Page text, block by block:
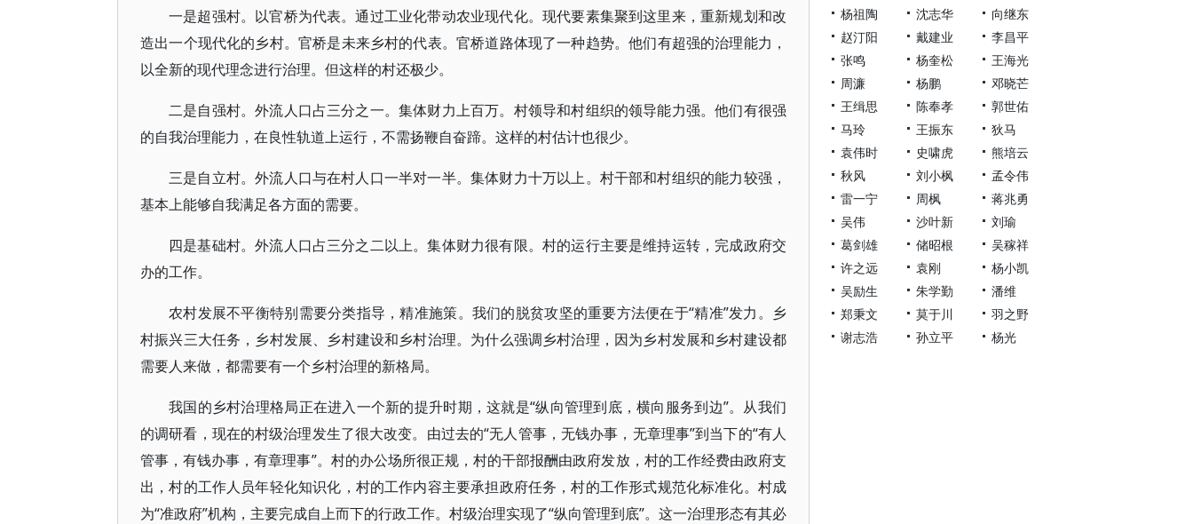
一是超强村。以官桥为代表。通过工业化带动农业现代化。现代要素集聚到这里来，重新规划和改
造出一个现代化的乡村。官桥是未来乡村的代表。官桥道路体现了一种趋势。他们有超强的治理能力，
以全新的现代理念进行治理。但这样的村还极少。
二是自强村。外流人口占三分之一。集体财力上百万。村领导和村组织的领导能力强。他们有很强
的自我治理能力，在良性轨道上运行，不需扬鞭自奋蹄。这样的村估计也很少。
三是自立村。外流人口与在村人口一半对一半。集体财力十万以上。村干部和村组织的能力较强，
基本上能够自我满足各方面的需要。
四是基础村。外流人口占三分之二以上。集体财力很有限。村的运行主要是维持运转，完成政府交
办的工作。
农村发展不平衡特别需要分类指导，精准施策。我们的脱贫攻坚的重要方法便在于“精准”发力。乡
村振兴三大任务，乡村发展、乡村建设和乡村治理。为什么强调乡村治理，因为乡村发展和乡村建设都
需要人来做，都需要有一个乡村治理的新格局。
我国的乡村治理格局正在进入一个新的提升时期，这就是“纵向管理到底，横向服务到边”。从我们
的调研看，现在的村级治理发生了很大改变。由过去的“无人管事，无钱办事，无章理事”到当下的“有人
管事，有钱办事，有章理事”。村的办公场所很正规，村的干部报酬由政府发放，村的工作经费由政府支
出，村的工作人员年轻化知识化，村的工作内容主要承担政府任务，村的工作形式规范化标准化。村成
为“准政府”机构，主要完成自上而下的行政工作。村级治理实现了“纵向管理到底”。这一治理形态有其必
杨祖陶
沈志华
向继东
赵汀阳
戴建业
李昌平
张鸣
杨奎松
王海光
周濂
杨鹏
邓晓芒
王缉思
陈奉孝
郭世佑
马玲
王振东
狄马
袁伟时
史啸虎
熊培云
秋风
刘小枫
孟令伟
雷一宁
周枫
蒋兆勇
吴伟
沙叶新
刘瑜
葛剑雄
储昭根
吴稼祥
许之远
袁刚
杨小凯
吴励生
朱学勤
潘维
郑秉文
莫于川
羽之野
谢志浩
孙立平 杨光